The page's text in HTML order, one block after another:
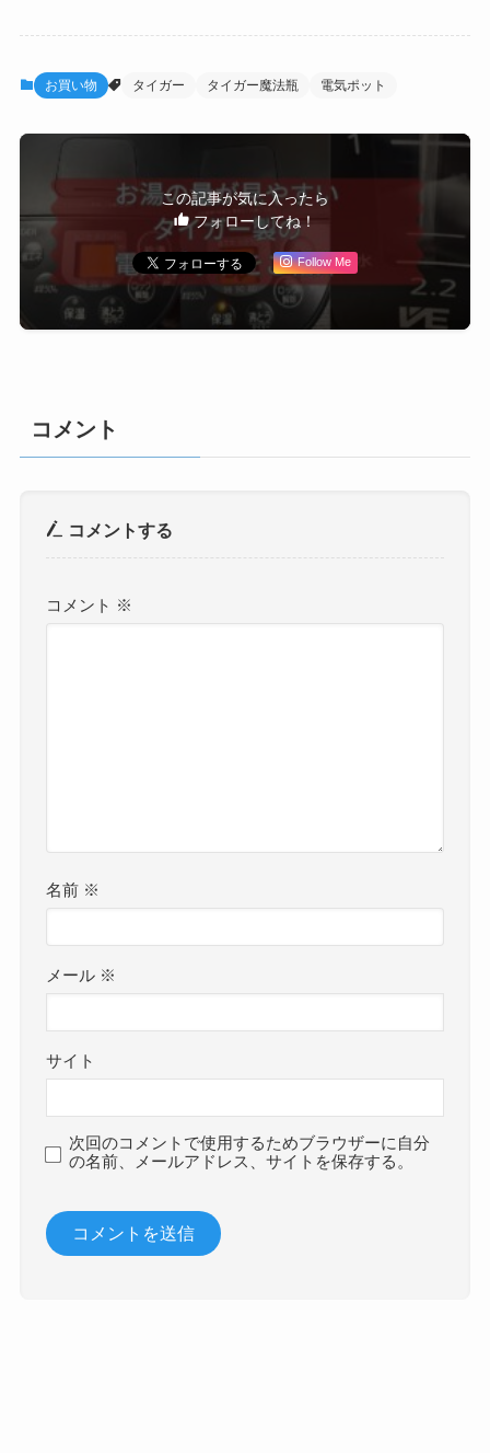
お買い物 タイガー タイガー魔法瓶 電気ポット
この記事が気に入ったら
フォローしてね！
Follow Me
コメント
コメントする
コメント ※
名前 ※
メール ※
サイト
次回のコメントで使用するためブラウザーに自分
の名前、メールアドレス、サイトを保存する。